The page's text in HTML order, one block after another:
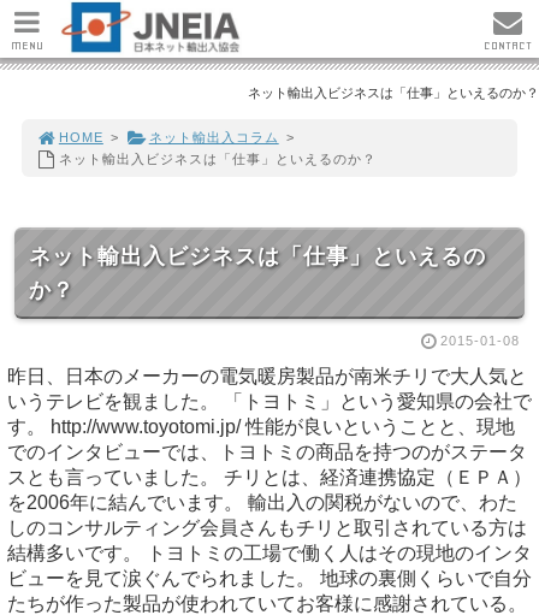
ネット輸出入ビジネスは「仕事」といえるのか？
HOME > ネット輸出入コラム
>
ネット輸出入ビジネスは「仕事」といえるのか？
ネット輸出入ビジネスは「仕事」といえるの
か？
2015-01-08
昨日、日本のメーカーの電気暖房製品が南米チリで大人気と
いうテレビを観ました。 「トヨトミ」という愛知県の会社で
す。 http://www.toyotomi.jp/ 性能が良いということと、現地
でのインタビューでは、トヨトミの商品を持つのがステータ
スとも言っていました。 チリとは、経済連携協定（ＥＰＡ）
を2006年に結んでいます。 輸出入の関税がないので、わた
しのコンサルティング会員さんもチリと取引されている方は
結構多いです。 トヨトミの工場で働く人はその現地のインタ
ビューを見て涙ぐんでられました。 地球の裏側くらいで自分
たちが作った製品が使われていてお客様に感謝されている。
MENU CONTACT